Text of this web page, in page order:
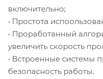
включительно;
• Простота
• Проработанный
увеличить скорость
• Встроенные системы
безопасность работы.